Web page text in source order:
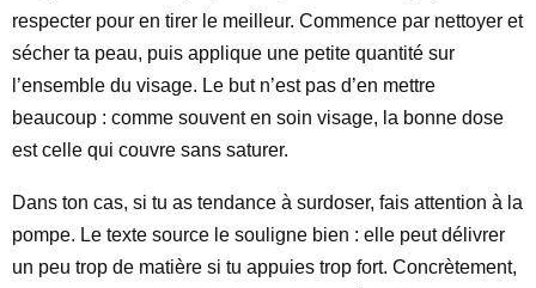
respecter pour en tirer le meilleur. Commence par nettoyer et
sécher ta peau, puis applique une petite quantité sur
l’ensemble du visage. Le but n’est pas d’en mettre
beaucoup : comme souvent en soin visage, la bonne dose
est celle qui couvre sans saturer.
Dans ton cas, si tu as tendance à surdoser, fais attention à la
pompe. Le texte source le souligne bien : elle peut délivrer
un peu trop de matière si tu appuies trop fort. Concrètement,